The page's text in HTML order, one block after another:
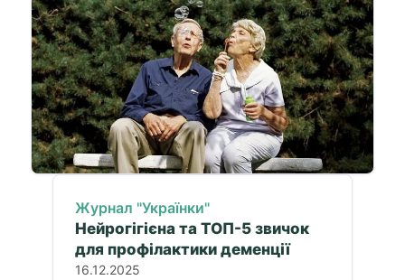
Журнал "Українки"
Нейрогігієна та ТОП-5 звичок
для профілактики деменції
16.12.2025